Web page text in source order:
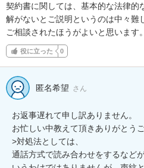
契約書に関しては、基本的な法律的
解がないとご説明というのは中々難
ご相談されたほうがよいと思います。
役に立った 0
匿名希望 さん
お返事遅れて申し訳ありません。
お忙しい中教えて頂きありがとう
>対処法としては、
通話方式で読み合わせをするなど